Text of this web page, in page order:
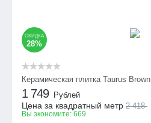
СКИДКА
28%
Керамическая плитка Taurus Brown
1 749 Рублей
Цена за квадратный метр 2 418
Вы экономите: 669